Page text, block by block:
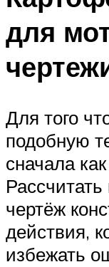
для
Для того
подобную
сначала
чертёж
действия,
избежать